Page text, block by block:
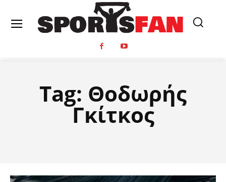
Tag: Θοδωρής
Γκίτκος